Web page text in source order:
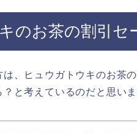
のお茶の割引セ
、ヒュウガトウキのお茶
と考えているのだと思いま